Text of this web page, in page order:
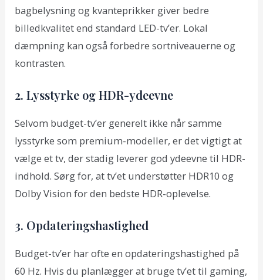
bagbelysning og kvanteprikker giver bedre
billedkvalitet end standard LED-tv’er. Lokal
dæmpning kan også forbedre sortniveauerne og
kontrasten.
2. Lysstyrke og HDR-ydeevne
Selvom budget-tv’er generelt ikke når samme
lysstyrke som premium-modeller, er det vigtigt at
vælge et tv, der stadig leverer god ydeevne til HDR-
indhold. Sørg for, at tv’et understøtter HDR10 og
Dolby Vision for den bedste HDR-oplevelse.
3. Opdateringshastighed
Budget-tv’er har ofte en opdateringshastighed på
60 Hz. Hvis du planlægger at bruge tv’et til gaming,